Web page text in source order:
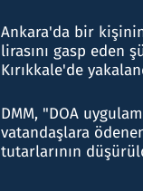
Ankara'da bir
lirasını gasp eden
Kırıkkale'de
DMM, "DOA
vatandaşlara
tutarlarının